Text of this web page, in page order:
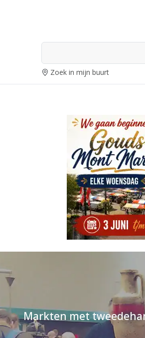
Zoek in mijn buurt
Markten met